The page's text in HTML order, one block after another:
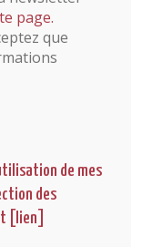
page.
que
de mes
des
[lien]